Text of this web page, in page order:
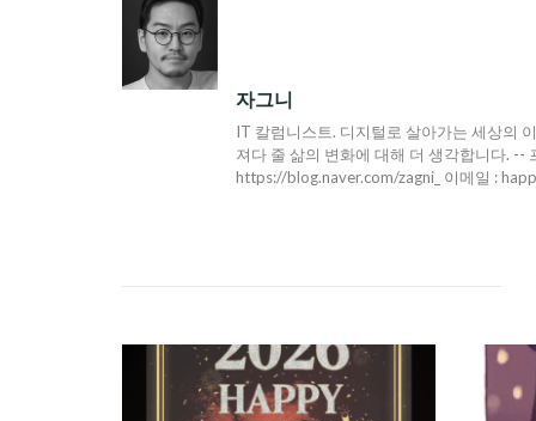
색
자그니
IT 칼럼니스트. 디지털로 살아가는 세상의
져다 줄 삶의 변화에 대해 더 생각합니다.
https://blog.naver.com/zagni_ 이메일 :